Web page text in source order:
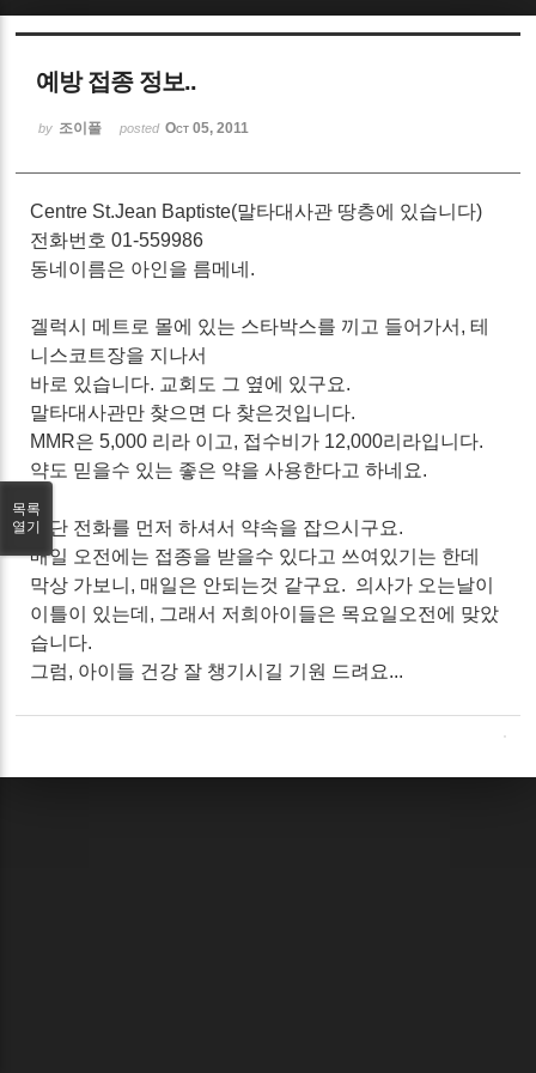
예방 접종 정보..
by 조이풀 posted Oct 05, 2011
Centre St.Jean Baptiste(말타대사관 땅층에 있습니다)
전화번호 01-559986
동네이름은 아인을 름메네.
겔럭시 메트로 몰에 있는 스타박스를 끼고 들어가서, 테
니스코트장을 지나서
바로 있습니다. 교회도 그 옆에 있구요.
말타대사관만 찾으면 다 찾은것입니다.
MMR은 5,000 리라 이고, 접수비가 12,000리라입니다.
약도 믿을수 있는 좋은 약을 사용한다고 하네요.
일단 전화를 먼저 하셔서 약속을 잡으시구요.
매일 오전에는 접종을 받을수 있다고 쓰여있기는 한데
막상 가보니, 매일은 안되는것 같구요. 의사가 오는날이
이틀이 있는데, 그래서 저희아이들은 목요일오전에 맞았
습니다.
그럼, 아이들 건강 잘 챙기시길 기원 드려요...
목록
열기
Sketchbook5, 스케치북5
Sketchbook5, 스케치북5